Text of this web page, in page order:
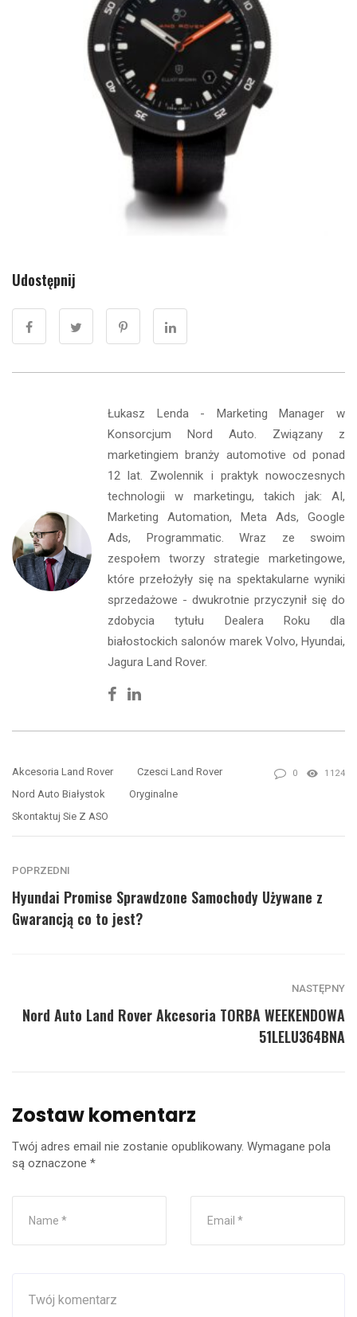
Udostępnij
Łukasz Lenda - Marketing Manager w
Konsorcjum Nord Auto. Związany z
marketingiem branży automotive od ponad
12 lat. Zwolennik i praktyk nowoczesnych
technologii w marketingu, takich jak: AI,
Marketing Automation, Meta Ads, Google
Ads, Programmatic. Wraz ze swoim
zespołem tworzy strategie marketingowe,
które przełożyły się na spektakularne wyniki
sprzedażowe - dwukrotnie przyczynił się do
zdobycia tytułu Dealera Roku dla
białostockich salonów marek Volvo, Hyundai,
Jagura Land Rover.
Facebook
Linkedin
Akcesoria Land Rover
Czesci Land Rover
Nord Auto Białystok
Oryginalne
Skontaktuj Sie Z ASO
0 1124
POPRZEDNI
Hyundai Promise Sprawdzone Samochody Używane z
Gwarancją co to jest?
NASTĘPNY
Nord Auto Land Rover Akcesoria TORBA WEEKENDOWA
51LELU364BNA
Zostaw komentarz
Twój adres email nie zostanie opublikowany. Wymagane pola
są oznaczone *